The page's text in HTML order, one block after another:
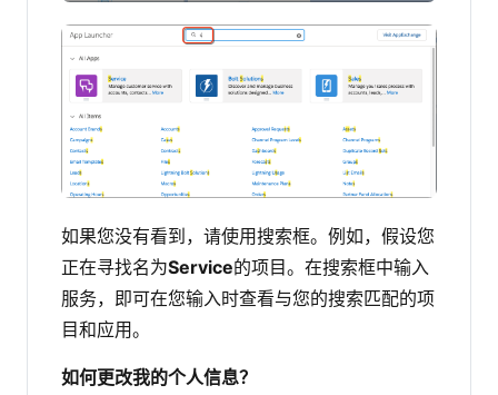
如果您没有看到，请使用搜索框。例如，假设您
正在寻找名为Service的项目。在搜索框中输入
服务，即可在您输入时查看与您的搜索匹配的项
目和应用。
如何更改我的个人信息？